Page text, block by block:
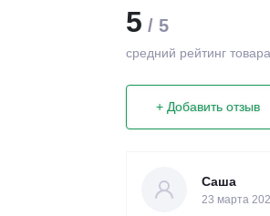
5 / 5
средний рейтинг товара
+ Добавить отзыв
Саша
23 марта